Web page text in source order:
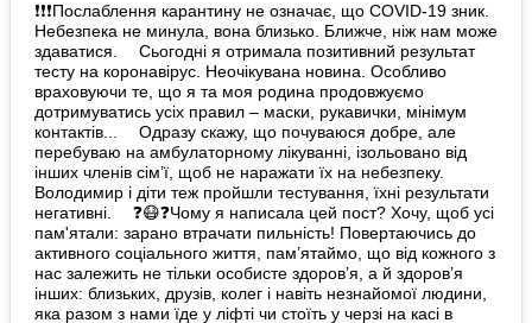
❗️❗️❗️Послаблення карантину не означає, що COVID-19 зник.
Небезпека не минула, вона близько. Ближче, ніж нам може
здаватися. ⠀ Сьогодні я отримала позитивний результат
тесту на коронавірус. Неочікувана новина. Особливо
враховуючи те, що я та моя родина продовжуємо
дотримуватись усіх правил – маски, рукавички, мінімум
контактів... ⠀ Одразу скажу, що почуваюся добре, але
перебуваю на амбулаторному лікуванні, ізольовано від
інших членів сім’ї, щоб не наражати їх на небезпеку. ⠀
Володимир і діти теж пройшли тестування, їхні результати
негативні. ⠀ ❓😷❓Чому я написала цей пост? Хочу, щоб усі
пам'ятали: зарано втрачати пильність! Повертаючись до
активного соціального життя, пам’ятаймо, що від кожного з
нас залежить не тільки особисте здоров’я, а й здоров’я
інших: близьких, друзів, колег і навіть незнайомої людини,
яка разом з нами їде у ліфті чи стоїть у черзі на касі в